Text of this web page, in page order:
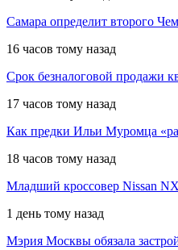
Самара определит второго
16 часов тому назад
Срок безналоговой продажи
17 часов тому назад
Как предки Ильи Муромца
18 часов тому назад
Младший кроссовер Nissan
1 день тому назад
Мэрия Москвы обязала